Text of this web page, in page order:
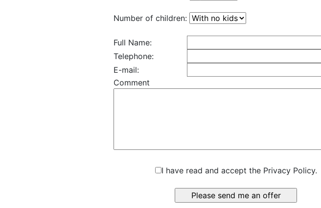
Number of children:
Full Name:
Telephone:
E-mail:
Comment
I have read and accept the Privacy Policy.